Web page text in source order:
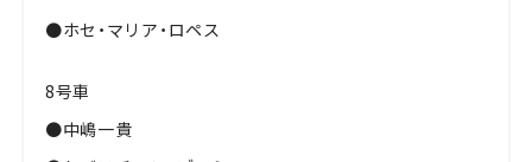
●ホセ・マリア・ロペス
8号車
●中嶋一貴